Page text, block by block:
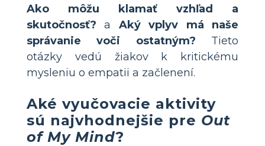
Ako môžu klamať vzhľad a
skutočnosť? a Aký vplyv má naše
správanie voči ostatným? Tieto
otázky vedú žiakov k kritickému
mysleniu o empatii a začlenení.
Aké vyučovacie aktivity
sú najvhodnejšie pre Out
of My Mind?